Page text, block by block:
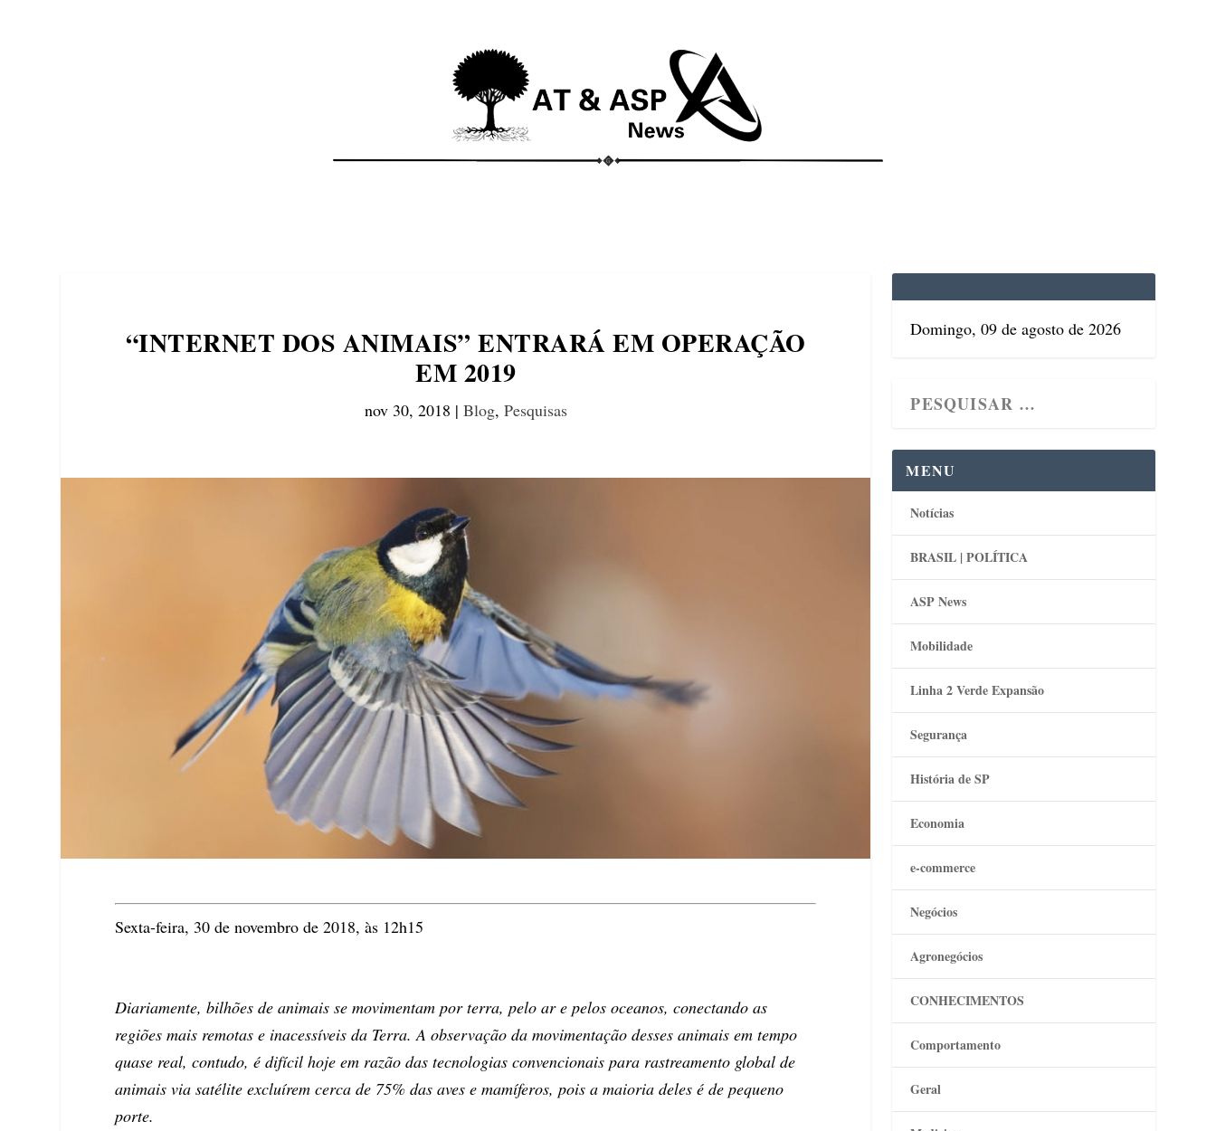
“INTERNET DOS ANIMAIS” ENTRARÁ EM OPERAÇÃO
EM 2019
nov 30, 2018 | Blog, Pesquisas
Sexta-feira, 30 de novembro de 2018, às 12h15
Diariamente, bilhões de animais se movimentam por terra, pelo ar e pelos oceanos, conectando as
regiões mais remotas e inacessíveis da Terra. A observação da movimentação desses animais em tempo
quase real, contudo, é difícil hoje em razão das tecnologias convencionais para rastreamento global de
animais via satélite excluírem cerca de 75% das aves e mamíferos, pois a maioria deles é de pequeno
porte.
Domingo, 09 de agosto de 2026
MENU
Notícias
BRASIL | POLÍTICA
ASP News
Mobilidade
Linha 2 Verde Expansão
Segurança
História de SP
Economia
e-commerce
Negócios
Agronegócios
CONHECIMENTOS
Comportamento
Geral